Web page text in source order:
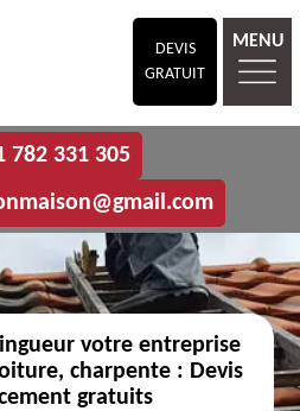
DEVIS
GRATUIT
MENU
782 331 305
votre entreprise
charpente : Devis
gratuits